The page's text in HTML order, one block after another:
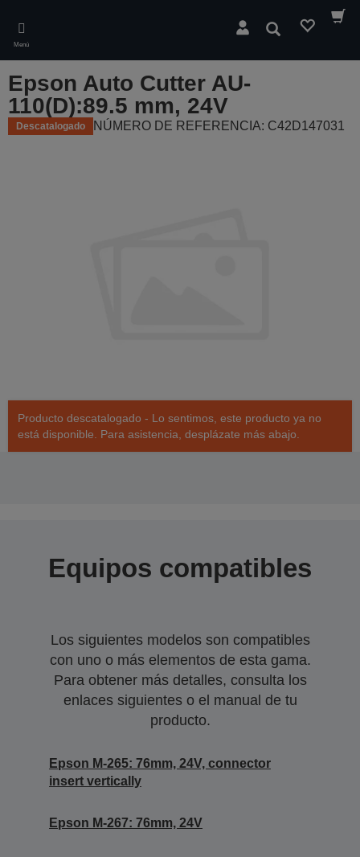
main
content
Menú
Buscar
Epson Auto Cutter AU-
110(D):89.5 mm, 24V
Descatalogado NÚMERO DE REFERENCIA: C42D147031
Producto descatalogado - Lo sentimos, este producto ya no
está disponible. Para asistencia, desplázate más abajo.
Equipos compatibles
Los siguientes modelos son compatibles
con uno o más elementos de esta gama.
Para obtener más detalles, consulta los
enlaces siguientes o el manual de tu
producto.
Epson M-265: 76mm, 24V, connector
insert vertically
Epson M-267: 76mm, 24V